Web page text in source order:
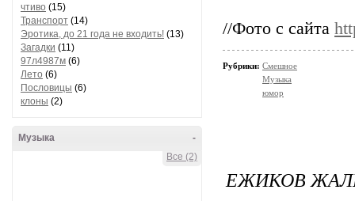
чтиво (15)
Транспорт (14)
Эротика, до 21 года не входить! (13)
Загадки (11)
97л4987м (6)
Лето (6)
Пословицы (6)
клоны (2)
-
Музыка
Все (2)
//Фото с сайта
Рубрики: Смешное
Музыка
юмор
ЕЖИКОВ